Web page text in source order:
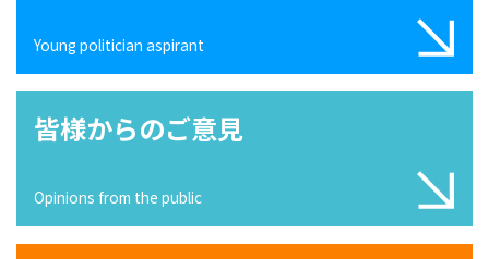
Young politician aspirant
皆様からのご意見
Opinions from the public